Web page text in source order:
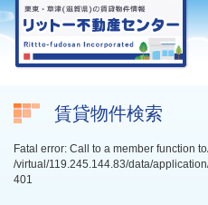
賃貸物件検索
Fatal error: Call to a member function
/virtual/119.245.144.83/data/
401